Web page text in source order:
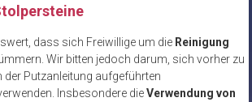
dass sich Freiwillige um die Reinigung
Wir bitten jedoch darum, sich vorher zu
der Putzanleitung aufgeführten
Insbesondere dieVerwendung von